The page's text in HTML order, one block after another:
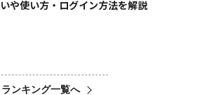
いや使い方・ログイン方法を解説
ランキング一覧へ